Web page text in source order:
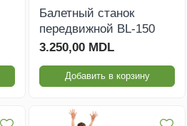
Балетный станок
передвижной BL-150
3.250,00 MDL
Добавить в корзину